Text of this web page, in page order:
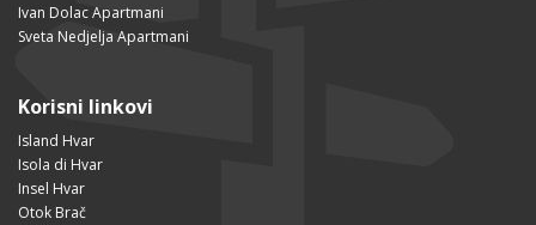
Ivan Dolac Apartmani
Sveta Nedjelja Apartmani
Korisni linkovi
Island Hvar
Isola di Hvar
Insel Hvar
Otok Brač